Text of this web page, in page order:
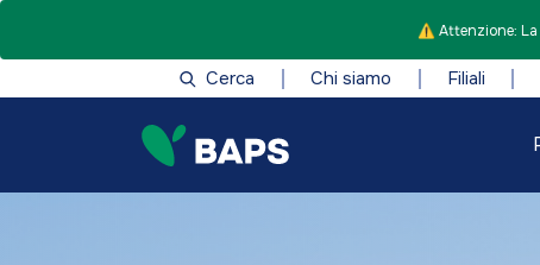
⚠️ Attenzione: La
Cerca Chi siamo Filiali